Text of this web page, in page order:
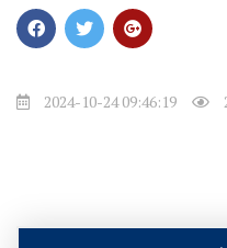
2024-10-24 09:46:19